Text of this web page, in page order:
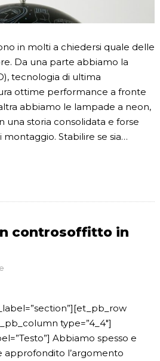
in molti a chiedersi quale delle
Da una parte abbiamo la
tecnologia di ultima
ottime performance a fronte
abbiamo le lampade a neon,
una storia consolidata e forse
Stabilire se sia…
controsoffitto in
type=”4_4″]
Abbiamo spesso e
l’argomento